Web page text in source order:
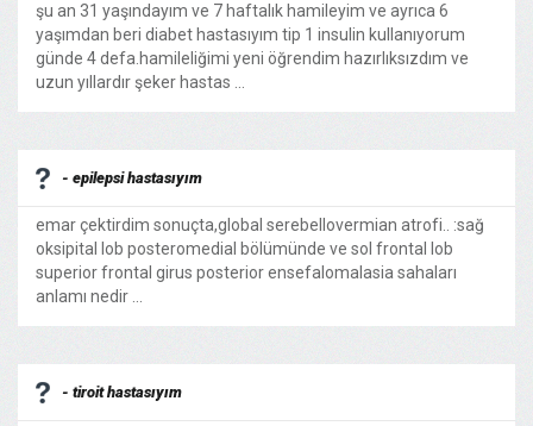
şu an 31 yaşındayım ve 7 haftalık hamileyim ve ayrıca 6
yaşımdan beri diabet hastasıyım tip 1 insulin kullanıyorum
günde 4 defa.hamileliğimi yeni öğrendim hazırlıksızdım ve
uzun yıllardır şeker hastas ...
- epilepsi hastasıyım
emar çektirdim sonuçta,global serebellovermian atrofi.. :sağ
oksipital lob posteromedial bölümünde ve sol frontal lob
superior frontal girus posterior ensefalomalasia sahaları
anlamı nedir ...
- tiroit hastasıyım